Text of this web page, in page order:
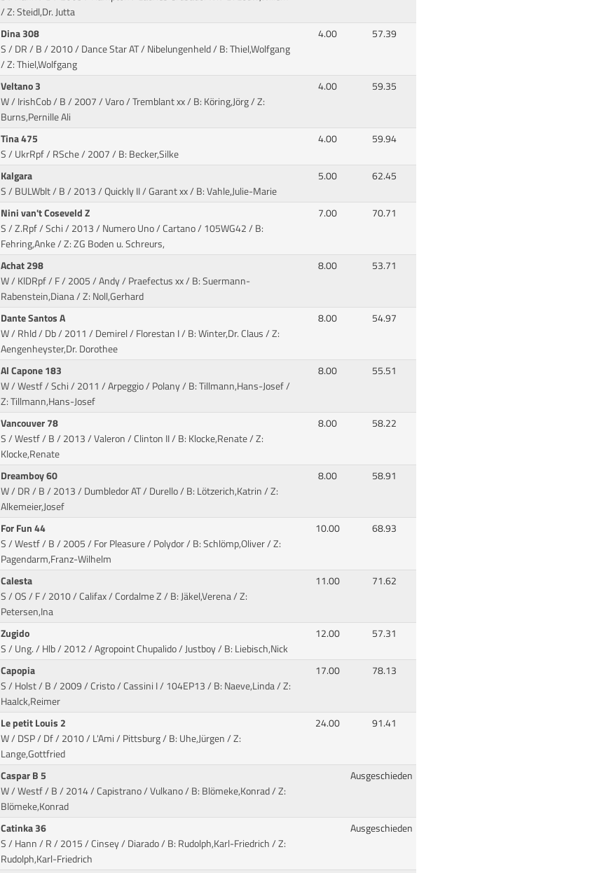
/ Z: Steidl,Dr. Jutta
Dina 308
S / DR / B / 2010 / Dance Star AT / Nibelungenheld/ B: Thiel,Wolfgang
/ Z: Thiel,Wolfgang
4.00 57.39
Veltano 3
W / IrishCob / B / 2007 / Varo / Tremblant xx/ B: Köring,Jörg / Z:
Burns,Pernille Ali
4.00 59.35
Tina 475
S / UkrRpf / RSche / 2007/ B: Becker,Silke
4.00 59.94
Kalgara
S / BULWblt / B / 2013 / Quickly II / Garant xx/ B: Vahle,Julie-Marie
5.00 62.45
Nini van't Coseveld Z
S / Z.Rpf / Schi / 2013 / Numero Uno / Cartano/ 105WG42 / B:
Fehring,Anke / Z: ZG Boden u. Schreurs,
7.00 70.71
Achat 298
W / KlDRpf / F / 2005 / Andy / Praefectus xx/ B: Suermann-
Rabenstein,Diana / Z: Noll,Gerhard
8.00 53.71
Dante Santos A
W / Rhld / Db / 2011 / Demirel / Florestan I/ B: Winter,Dr. Claus / Z:
Aengenheyster,Dr. Dorothee
8.00 54.97
Al Capone 183
W / Westf / Schi / 2011 / Arpeggio / Polany/ B: Tillmann,Hans-Josef /
Z: Tillmann,Hans-Josef
8.00 55.51
Vancouver 78
S / Westf / B / 2013 / Valeron / Clinton II/ B: Klocke,Renate / Z:
Klocke,Renate
8.00 58.22
Dreamboy 60
W / DR / B / 2013 / Dumbledor AT / Durello/ B: Lötzerich,Katrin / Z:
Alkemeier,Josef
8.00 58.91
For Fun 44
S / Westf / B / 2005 / For Pleasure / Polydor/ B: Schlömp,Oliver / Z:
Pagendarm,Franz-Wilhelm
10.00 68.93
Calesta
S / OS / F / 2010 / Califax / Cordalme Z/ B: Jäkel,Verena / Z:
Petersen,Ina
11.00 71.62
Zugido
S / Ung. / Hlb / 2012 / Agropoint Chupalido / Justboy/ B: Liebisch,Nick
12.00 57.31
Capopia
S / Holst / B / 2009 / Cristo / Cassini I/ 104EP13 / B: Naeve,Linda / Z:
Haalck,Reimer
17.00 78.13
Le petit Louis 2
W / DSP / Df / 2010 / L'Ami / Pittsburg/ B: Uhe,Jürgen / Z:
Lange,Gottfried
24.00 91.41
Caspar B 5
W / Westf / B / 2014 / Capistrano / Vulkano/ B: Blömeke,Konrad / Z:
Blömeke,Konrad
Ausgeschieden
Catinka 36
S / Hann / R / 2015 / Cinsey / Diarado/ B: Rudolph,Karl-Friedrich / Z:
Rudolph,Karl-Friedrich
Ausgeschieden